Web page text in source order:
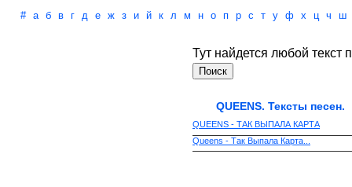
# а б в г д е ж з и й к л м н о п р с т у ф х ц ч ш
Тут найдется любой текст
QUEENS. Тексты песен.
QUEENS - ТАК ВЫПАЛА КАРТА
Queens - Так Выпала Карта...